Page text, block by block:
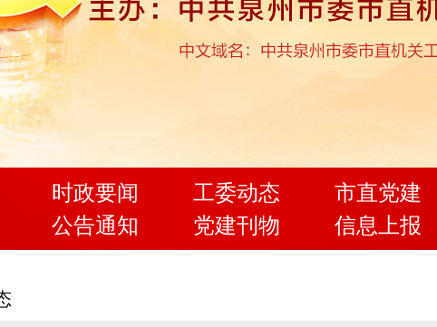
时政要闻
公告通知
工委动态
党建刊物
市直党建
信息上报